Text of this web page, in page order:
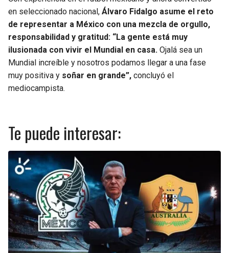
en seleccionado nacional, Álvaro Fidalgo asume el reto
de representar a México con una mezcla de orgullo,
responsabilidad y gratitud: “La gente está muy
ilusionada con vivir el Mundial en casa. Ojalá sea un
Mundial increíble y nosotros podamos llegar a una fase
muy positiva y soñar en grande”, concluyó el
mediocampista.
Te puede interesar: